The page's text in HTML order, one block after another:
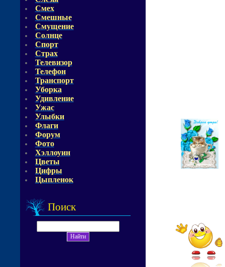
Смех
Смешные
Смущение
Солнце
Спорт
Страх
Телевизор
Телефон
Транспорт
Уборка
Удивление
Ужас
Улыбки
Флаги
Форум
Фото
Хэллоуин
Цветы
Цифры
Цыпленок
Поиск